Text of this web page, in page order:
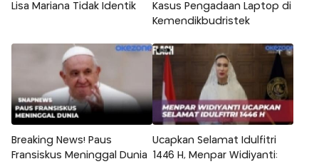
Lisa Mariana Tidak Identik
Kasus Pengadaan Laptop di
Kemendikbudristek
Breaking News! Paus
Fransiskus Meninggal Dunia
Ucapkan Selamat Idulfitri
1446 H, Menpar Widiyanti: